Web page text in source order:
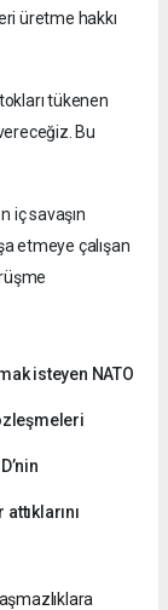
üretme hakkı
tükenen
Bu
iç savaşın
etmeye çalışan
isteyen NATO